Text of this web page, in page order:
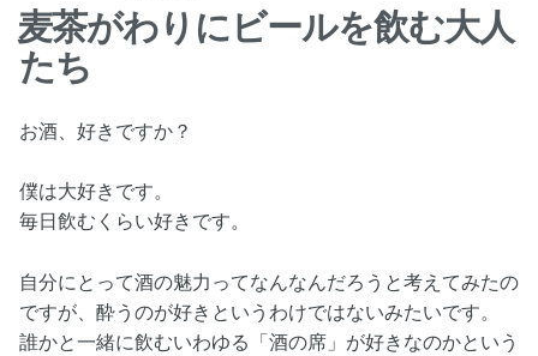
麦茶がわりにビールを飲む大人
たち
お酒、好きですか？
僕は大好きです。
毎日飲むくらい好きです。
自分にとって酒の魅力ってなんなんだろうと考えてみたの
ですが、酔うのが好きというわけではないみたいです。
誰かと一緒に飲むいわゆる「酒の席」が好きなのかという